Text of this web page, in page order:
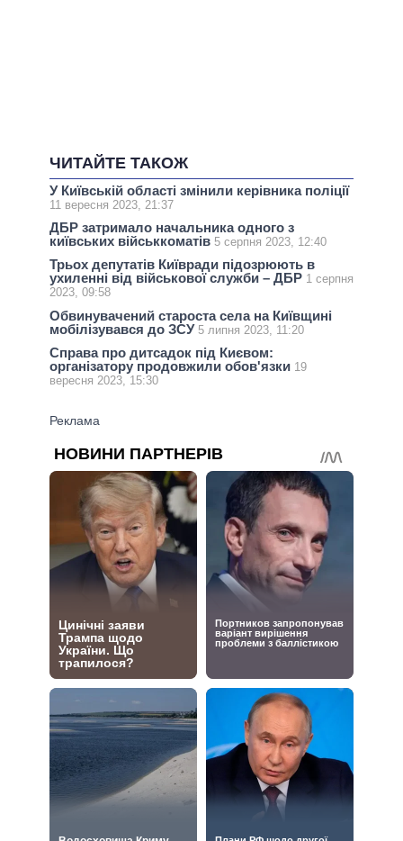
ЧИТАЙТЕ ТАКОЖ
У Київській області змінили керівника поліції
11 вересня 2023, 21:37
ДБР затримало начальника одного з
київських військкоматів 5 серпня 2023, 12:40
Трьох депутатів Київради підозрюють в
ухиленні від військової служби – ДБР 1 серпня
2023, 09:58
Обвинувачений староста села на Київщині
мобілізувався до ЗСУ 5 липня 2023, 11:20
Справа про дитсадок під Києвом:
організатору продовжили обов'язки 19
вересня 2023, 15:30